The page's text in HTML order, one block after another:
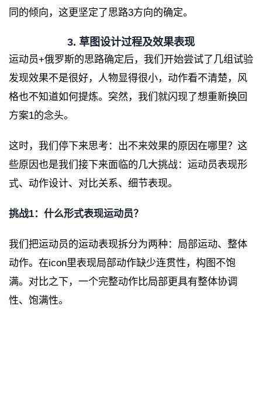
同的倾向，这更坚定了思路3方向的确定。
3. 草图设计过程及效果表现
运动员+俄罗斯的思路确定后，我们开始尝试了几组试验
发现效果不是很好，人物显得很小，动作看不清楚，风
格也不知道如何提炼。突然，我们就闪现了想重新换回
方案1的念头。
这时，我们停下来思考：出不来效果的原因在哪里？这
些原因也是我们接下来面临的几大挑战：运动员表现形
式、动作设计、对比关系、细节表现。
挑战1：什么形式表现运动员？
我们把运动员的运动表现拆分为两种：局部运动、整体
动作。在icon里表现局部动作缺少连贯性，构图不饱
满。对比之下，一个完整动作比局部更具有整体协调
性、饱满性。